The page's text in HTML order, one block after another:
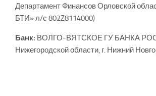
Департамент Финансов Орловской
БТИ» л/с 802Z8114000)
Банк: ВОЛГО-ВЯТСКОЕ ГУ БАНКА
Нижегородской области, г. Нижний